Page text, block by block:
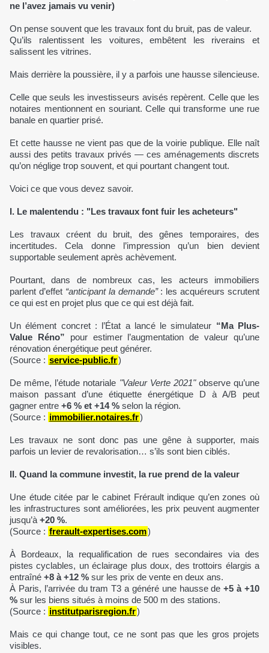
ne l’avez jamais vu venir)
On pense souvent que les travaux font du bruit, pas de valeur.
Qu’ils ralentissent les voitures, embêtent les riverains et
salissent les vitrines.
Mais derrière la poussière, il y a parfois une hausse silencieuse.
Celle que seuls les investisseurs avisés repèrent. Celle que les
notaires mentionnent en souriant. Celle qui transforme une rue
banale en quartier prisé.
Et cette hausse ne vient pas que de la voirie publique. Elle naît
aussi des petits travaux privés — ces aménagements discrets
qu’on néglige trop souvent, et qui pourtant changent tout.
Voici ce que vous devez savoir.
I. Le malentendu : "Les travaux font fuir les acheteurs"
Les travaux créent du bruit, des gênes temporaires, des
incertitudes. Cela donne l’impression qu’un bien devient
supportable seulement après achèvement.
Pourtant, dans de nombreux cas, les acteurs immobiliers
parlent d’effet “anticipant la demande”: les acquéreurs scrutent
ce qui est en projet plus que ce qui est déjà fait.
Un élément concret : l’État a lancé le simulateur “Ma Plus-
Value Réno” pour estimer l’augmentation de valeur qu’une
rénovation énergétique peut générer.
(Source : service-public.fr)
De même, l’étude notariale "Valeur Verte 2021"observe qu’une
maison passant d’une étiquette énergétique D à A/B peut
gagner entre +6 % et +14 % selon la région.
(Source : immobilier.notaires.fr)
Les travaux ne sont donc pas une gêne à supporter, mais
parfois un levier de revalorisation… s’ils sont bien ciblés.
II. Quand la commune investit, la rue prend de la valeur
Une étude citée par le cabinet Frérault indique qu’en zones où
les infrastructures sont améliorées, les prix peuvent augmenter
jusqu’à +20 %.
(Source : frerault-expertises.com)
À Bordeaux, la requalification de rues secondaires via des
pistes cyclables, un éclairage plus doux, des trottoirs élargis a
entraîné +8 à +12 % sur les prix de vente en deux ans.
À Paris, l’arrivée du tram T3 a généré une hausse de+5 à +10
% sur les biens situés à moins de 500 m des stations.
(Source : institutparisregion.fr)
Mais ce qui change tout, ce ne sont pas que les gros projets
visibles.